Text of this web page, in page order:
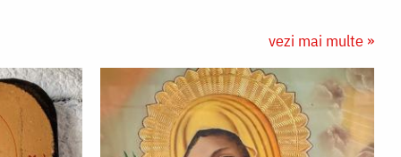
vezi mai multe »